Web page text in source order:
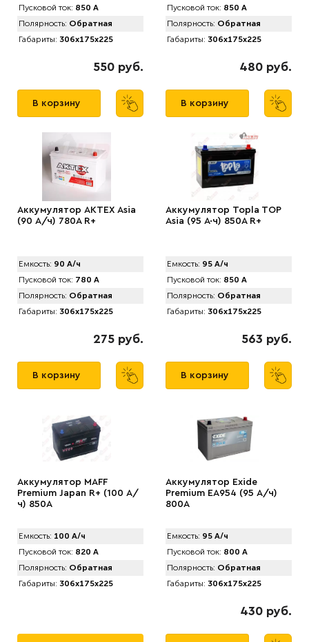
Пусковой ток: 850 А
Полярность: Обратная
Габариты: 306x175x225
550 руб.
В корзину
Пусковой ток: 850 А
Полярность: Обратная
Габариты: 306x175x225
480 руб.
В корзину
Аккумулятор AKTEX Asia
(90 А/ч) 780A R+
Емкость: 90 А/ч
Пусковой ток: 780 А
Полярность: Обратная
Габариты: 306x175x225
275 руб.
В корзину
Аккумулятор Topla TOP
Asia (95 А·ч) 850A R+
Емкость: 95 А/ч
Пусковой ток: 850 А
Полярность: Обратная
Габариты: 306x175x225
563 руб.
В корзину
Аккумулятор MAFF
Premium Japan R+ (100 А/
ч) 850А
Емкость: 100 А/ч
Пусковой ток: 820 А
Полярность: Обратная
Габариты: 306x175x225
Аккумулятор Exide
Premium EA954 (95 А/ч)
800A
Емкость: 95 А/ч
Пусковой ток: 800 А
Полярность: Обратная
Габариты: 306x175x225
430 руб.